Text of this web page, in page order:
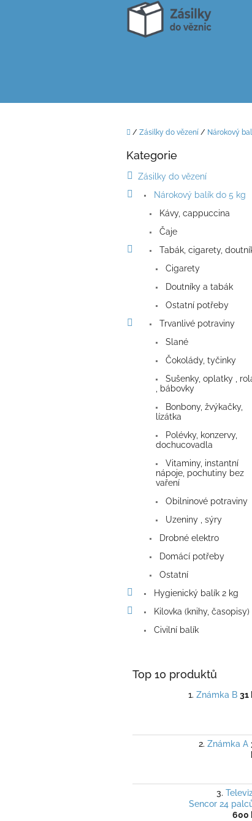
Domů
/ Zásilky do vězení / Nárokový
Přeskočit
Kategorie
Zásilky do vězení
Nárokový balík do 5 kg
Kávy, cappuccina
Čaje
Tabák, cigarety,
Cigarety
Doutníky a tabák
Ostatní potřeby
Trvanlivé potraviny
Slané
Čokolády, tyčinky
Sušenky, oplatky ,
, bábovky
Bonbony, žvýkačky,
lízátka
Polévky, konzervy,
dochucovadla
Vitaminy, instantní
nápoje, pochutiny bez
vaření
Obilninové potraviny
Uzeniny , sýry
Drobné elektro
Domácí potřeby
Ostatní
Hygienický balík 2 kg
Kilovka (knihy, časopisy)
Civilní balík
Top 10 produktů
Známka B 31
Známka A
Sencor 24
600